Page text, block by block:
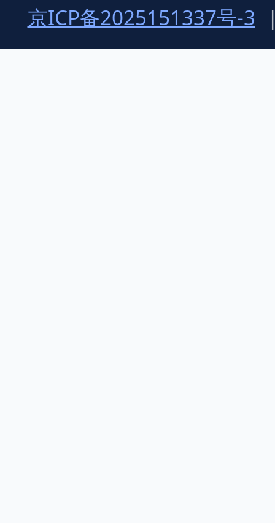
京ICP备2025151337号-3